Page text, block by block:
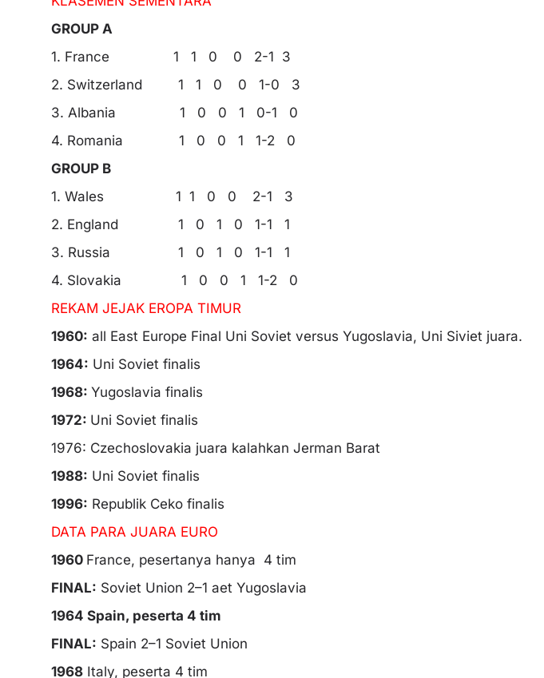
GROUP A
1. France 1 1 0 0 2-1 3
2. Switzerland 1 1 0 0 1-0 3
3. Albania 1 0 0 1 0-1 0
4. Romania 1 0 0 1 1-2 0
GROUP B
1. Wales 1 1 0 0 2-1 3
2. England 1 0 1 0 1-1 1
3. Russia 1 0 1 0 1-1 1
4. Slovakia 1 0 0 1 1-2 0
REKAM JEJAK EROPA TIMUR
1960: all East Europe Final Uni Soviet versus Yugoslavia, Uni Siviet juara.
1964: Uni Soviet finalis
1968: Yugoslavia finalis
1972: Uni Soviet finalis
1976: Czechoslovakia juara kalahkan Jerman Barat
1988: Uni Soviet finalis
1996: Republik Ceko finalis
DATA PARA JUARA EURO
1960 France, pesertanya hanya 4 tim
FINAL: Soviet Union 2–1 aet Yugoslavia
1964 Spain, peserta 4 tim
FINAL: Spain 2–1 Soviet Union
1968 Italy, peserta 4 tim